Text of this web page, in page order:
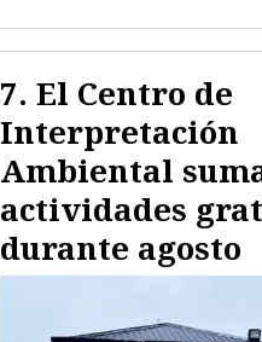
El Centro de
Interpretación
Ambiental
actividades
durante agosto